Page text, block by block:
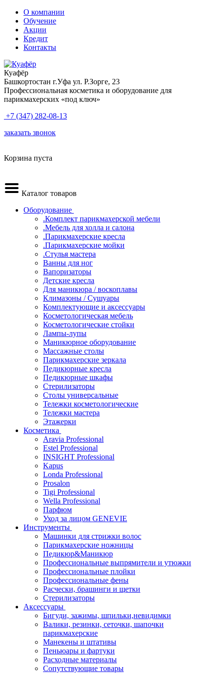
О компании
Обучение
Акции
Кредит
Контакты
Куафёр
Башкортостан г.Уфа ул. Р.Зорге, 23
Профессиональная косметика и оборудование для
парикмахерских «под ключ»
+7 (347) 282-08-13
заказать звонок
Корзина пуста
Каталог товаров
Оборудование
.Комплект парикмахерской мебели
.Мебель для холла и салона
.Парикмахерские кресла
.Парикмахерские мойки
.Стулья мастера
Ванны для ног
Вапоризаторы
Детские кресла
Для маникюра / воскоплавы
Климазоны / Сушуары
Комплектующие и аксессуары
Косметологическая мебель
Косметологические стойки
Лампы-лупы
Маникюрное оборудование
Массажные столы
Парикмахерские зеркала
Педикюрные кресла
Педикюрные шкафы
Стерилизаторы
Столы универсальные
Тележки косметологические
Тележки мастера
Этажерки
Косметика
Aravia Professional
Estel Professional
INSIGHT Professional
Kapus
Londa Professional
Prosalon
Tigi Professional
Wella Professional
Парфюм
Уход за лицом GENEVIE
Инструменты
Машинки для стрижки волос
Парикмахерские ножницы
Педикюр&Маникюр
Профессиональные выпрямители и утюжки
Профессиональные плойки
Профессиональные фены
Расчески, брашинги и щетки
Стерилизаторы
Аксессуары
Бигуди, зажимы, шпильки,невидимки
Валики, резинки, сеточки, шапочки
парикмахерские
Манекены и штативы
Пеньюары и фартуки
Расходные материалы
Сопутствующие товары